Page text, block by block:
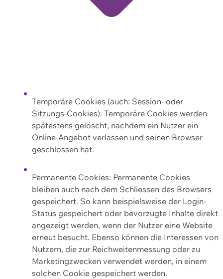
Temporäre Cookies (auch: Session- oder
Sitzungs-Cookies): Temporäre Cookies werden
spätestens gelöscht, nachdem ein Nutzer ein
Online-Angebot verlassen und seinen Browser
geschlossen hat.
Permanente Cookies: Permanente Cookies
bleiben auch nach dem Schliessen des Browsers
gespeichert. So kann beispielsweise der Login-
Status gespeichert oder bevorzugte Inhalte direkt
angezeigt werden, wenn der Nutzer eine Website
erneut besucht. Ebenso können die Interessen von
Nutzern, die zur Reichweitenmessung oder zu
Marketingzwecken verwendet werden, in einem
solchen Cookie gespeichert werden.